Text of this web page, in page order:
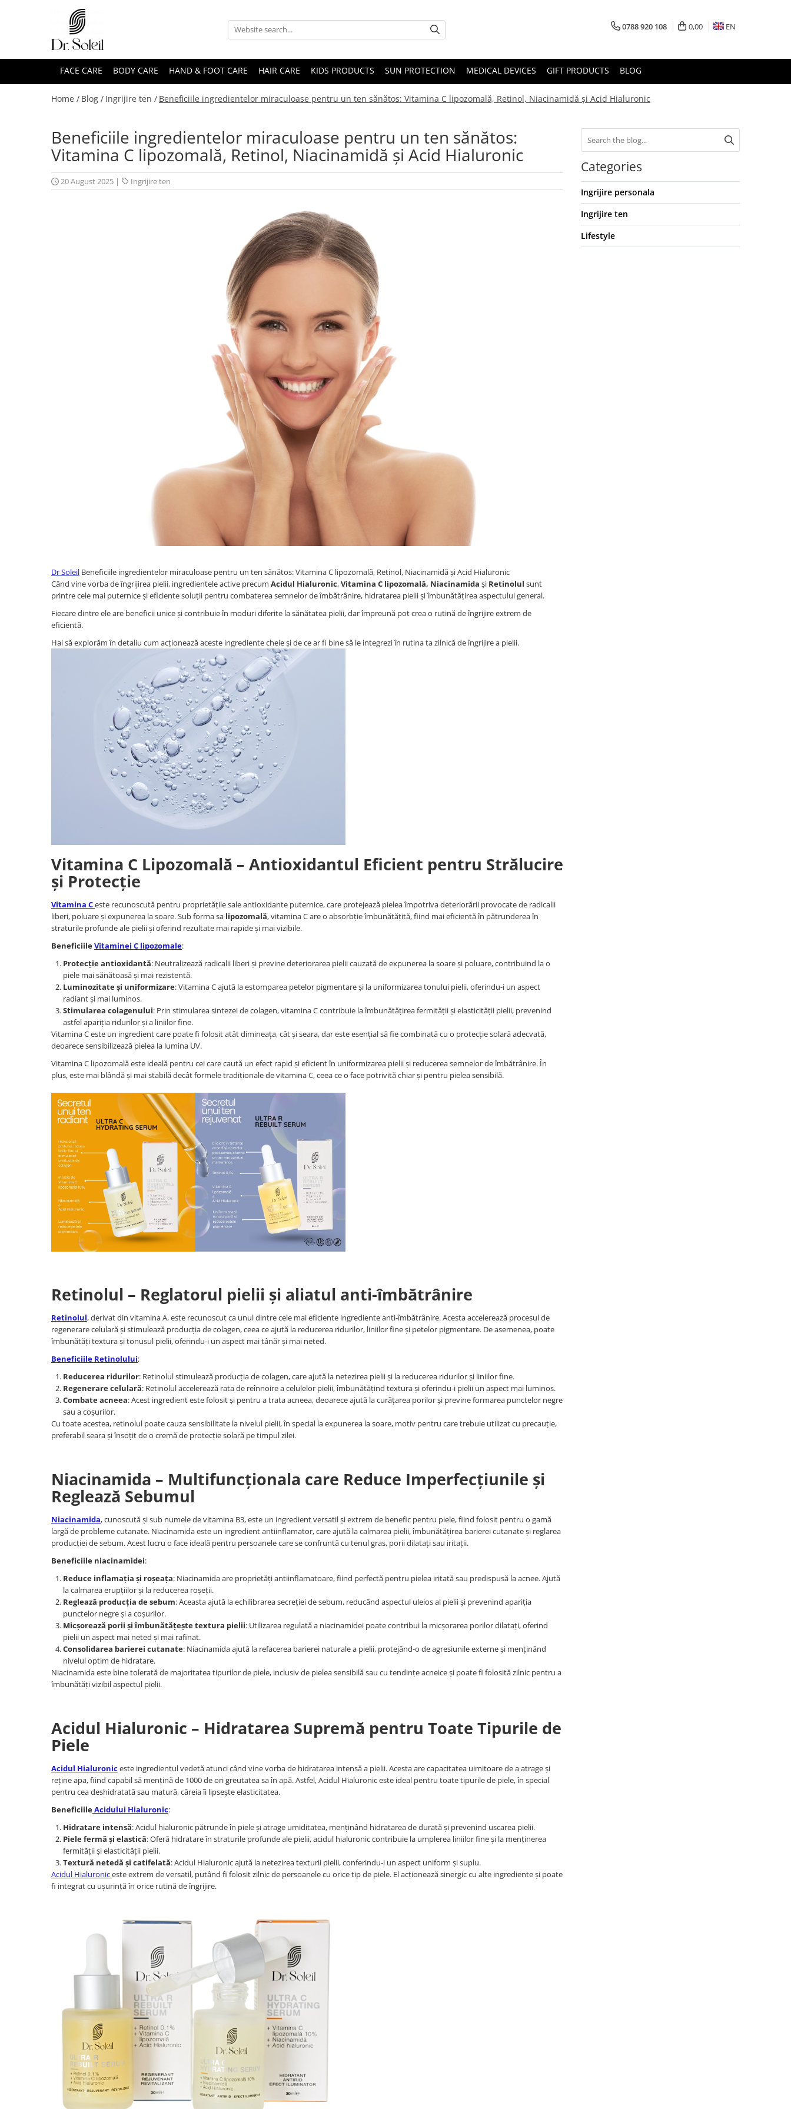
0788 920 108 0,00 EN
FACE CARE BODY CARE HAND & FOOT CARE HAIR CARE KIDS PRODUCTS SUN PROTECTION MEDICAL DEVICES GIFT PRODUCTS BLOG
Home / Blog / Ingrijire ten / Beneficiile ingredientelor miraculoase pentru un ten sănătos: Vitamina C lipozomală, Retinol, Niacinamidă și Acid Hialuronic
Beneficiile ingredientelor miraculoase pentru un ten sănătos:
Vitamina C lipozomală, Retinol, Niacinamidă și Acid Hialuronic
20 August 2025 | Ingrijire ten
Dr Soleil Beneficiile ingredientelor miraculoase pentru un ten sănătos: Vitamina C lipozomală, Retinol, Niacinamidă și Acid Hialuronic
Când vine vorba de îngrijirea pielii, ingredientele active precum Acidul Hialuronic,Vitamina C lipozomală, Niacinamida și Retinolul sunt
printre cele mai puternice și eficiente soluții pentru combaterea semnelor de îmbătrânire, hidratarea pielii și îmbunătățirea aspectului general.
Fiecare dintre ele are beneficii unice și contribuie în moduri diferite la sănătatea pielii, dar împreună pot crea o rutină de îngrijire extrem de
eficientă.
Hai să explorăm în detaliu cum acționează aceste ingrediente cheie și de ce ar fi bine să le integrezi în rutina ta zilnică de îngrijire a pielii.
Vitamina C Lipozomală – Antioxidantul Eficient pentru Strălucire
și Protecție
Vitamina Ceste recunoscută pentru proprietățile sale antioxidante puternice, care protejează pielea împotriva deteriorării provocate de radicalii
liberi, poluare și expunerea la soare. Sub forma sa lipozomală, vitamina C are o absorbție îmbunătățită, fiind mai eficientă în pătrunderea în
straturile profunde ale pielii și oferind rezultate mai rapide și mai vizibile.
BeneficiileVitaminei C lipozomale:
Protecție antioxidantă: Neutralizează radicalii liberi și previne deteriorarea pielii cauzată de expunerea la soare și poluare, contribuind la o
piele mai sănătoasă și mai rezistentă.
Luminozitate și uniformizare: Vitamina C ajută la estomparea petelor pigmentare și la uniformizarea tonului pielii, oferindu-i un aspect
radiant și mai luminos.
Stimularea colagenului: Prin stimularea sintezei de colagen, vitamina C contribuie la îmbunătățirea fermității și elasticității pielii, prevenind
astfel apariția ridurilor și a liniilor fine.
Vitamina C este un ingredient care poate fi folosit atât dimineața, cât și seara, dar este esențial să fie combinată cu o protecție solară adecvată,
deoarece sensibilizează pielea la lumina UV.
Vitamina C lipozomală este ideală pentru cei care caută un efect rapid și eficient în uniformizarea pielii și reducerea semnelor de îmbătrânire. În
plus, este mai blândă și mai stabilă decât formele tradiționale de vitamina C, ceea ce o face potrivită chiar și pentru pielea sensibilă.
Retinolul – Reglatorul pielii și aliatul anti-îmbătrânire
Retinolul, derivat din vitamina A, este recunoscut ca unul dintre cele mai eficiente ingrediente anti-îmbătrânire. Acesta accelerează procesul de
regenerare celulară și stimulează producția de colagen, ceea ce ajută la reducerea ridurilor, liniilor fine și petelor pigmentare. De asemenea, poate
îmbunătăți textura și tonusul pielii, oferindu-i un aspect mai tânăr și mai neted.
Beneficiile Retinolului:
Reducerea ridurilor: Retinolul stimulează producția de colagen, care ajută la netezirea pielii și la reducerea ridurilor și liniilor fine.
Regenerare celulară: Retinolul accelerează rata de reînnoire a celulelor pielii, îmbunătățind textura și oferindu-i pielii un aspect mai luminos.
Combate acneea: Acest ingredient este folosit și pentru a trata acneea, deoarece ajută la curățarea porilor și previne formarea punctelor negre
sau a coșurilor.
Cu toate acestea, retinolul poate cauza sensibilitate la nivelul pielii, în special la expunerea la soare, motiv pentru care trebuie utilizat cu precauție,
preferabil seara și însoțit de o cremă de protecție solară pe timpul zilei.
Niacinamida – Multifuncționala care Reduce Imperfecțiunile și
Reglează Sebumul
Niacinamida, cunoscută și sub numele de vitamina B3, este un ingredient versatil și extrem de benefic pentru piele, fiind folosit pentru o gamă
largă de probleme cutanate. Niacinamida este un ingredient antiinflamator, care ajută la calmarea pielii, îmbunătățirea barierei cutanate și reglarea
producției de sebum. Acest lucru o face ideală pentru persoanele care se confruntă cu tenul gras, porii dilatați sau iritații.
Beneficiile niacinamidei:
Reduce inflamația și roșeața: Niacinamida are proprietăți antiinflamatoare, fiind perfectă pentru pielea iritată sau predispusă la acnee. Ajută
la calmarea erupțiilor și la reducerea roșeții.
Reglează producția de sebum: Aceasta ajută la echilibrarea secreției de sebum, reducând aspectul uleios al pielii și prevenind apariția
punctelor negre și a coșurilor.
Micșorează porii și îmbunătățește textura pielii: Utilizarea regulată a niacinamidei poate contribui la micșorarea porilor dilatați, oferind
pielii un aspect mai neted și mai rafinat.
Consolidarea barierei cutanate: Niacinamida ajută la refacerea barierei naturale a pielii, protejând-o de agresiunile externe și menținând
nivelul optim de hidratare.
Niacinamida este bine tolerată de majoritatea tipurilor de piele, inclusiv de pielea sensibilă sau cu tendințe acneice și poate fi folosită zilnic pentru a
îmbunătăți vizibil aspectul pielii.
Acidul Hialuronic – Hidratarea Supremă pentru Toate Tipurile de
Piele
Acidul Hialuroniceste ingredientul vedetă atunci când vine vorba de hidratarea intensă a pielii. Acesta are capacitatea uimitoare de a atrage și
reține apa, fiind capabil să mențină de 1000 de ori greutatea sa în apă. Astfel, Acidul Hialuronic este ideal pentru toate tipurile de piele, în special
pentru cea deshidratată sau matură, căreia îi lipsește elasticitatea.
BeneficiileAcidului Hialuronic:
Hidratare intensă: Acidul hialuronic pătrunde în piele și atrage umiditatea, menținând hidratarea de durată și prevenind uscarea pielii.
Piele fermă și elastică: Oferă hidratare în straturile profunde ale pielii, acidul hialuronic contribuie la umplerea liniilor fine și la menținerea
fermității și elasticității pielii.
Textură netedă și catifelată: Acidul Hialuronic ajută la netezirea texturii pielii, conferindu-i un aspect uniform și suplu.
Acidul Hialuroniceste extrem de versatil, putând fi folosit zilnic de persoanele cu orice tip de piele. El acționează sinergic cu alte ingrediente și poate
fi integrat cu ușurință în orice rutină de îngrijire.
Categories
Ingrijire personala
Ingrijire ten
Lifestyle